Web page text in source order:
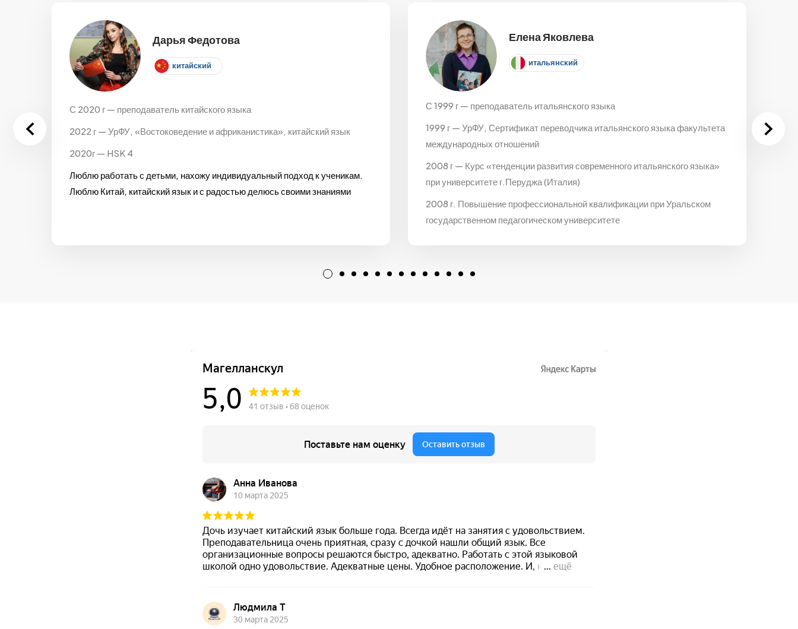
Дарья Федотова
китайский
С 2020 г — преподаватель китайского языка
2022 г — УрФУ, «Востоковедение и африканистика», китайский язык
2020г — HSK 4
Люблю работать с детьми, нахожу индивидуальный подход к ученикам.
Люблю Китай, китайский язык и с радостью делюсь своими знаниями
Елена Яковлева
итальянский
С 1999 г — преподаватель итальянского языка
1999 г — УрФУ, Сертификат переводчика итальянского языка факультета
международных отношений
2008 г — Курс «тенденции развития современного итальянского языка»
при университете г.Перуджа (Италия)
2008 г. Повышение профессиональной квалификации при Уральском
государственном педагогическом университете